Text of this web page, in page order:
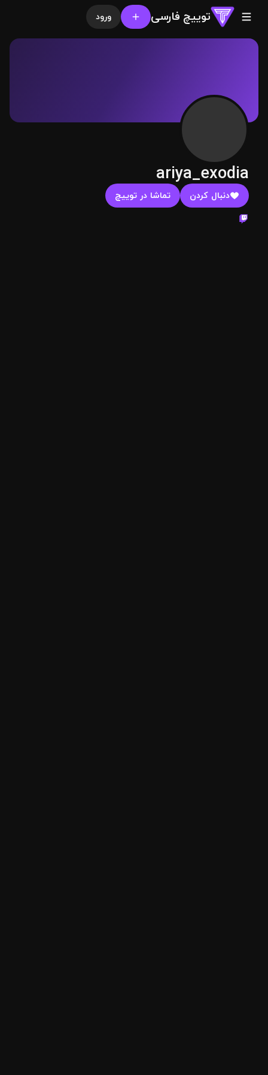
توییچ فارسی ورود
ariya_exodia
دنبال کردن تماشا در توییچ